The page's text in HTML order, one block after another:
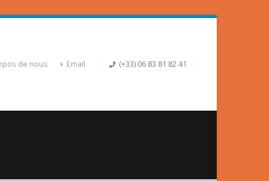
de nous Email (+33) 06 83 81 82 41